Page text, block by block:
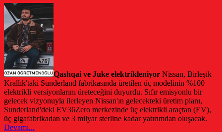
Qashqai ve Juke elektrikleniyor Nissan, Birleşik
Krallık'taki Sunderland fabrikasında üretilen üç modelinin %100
elektrikli versiyonlarını üreteceğini duyurdu. Sıfır emisyonlu bir
gelecek vizyonuyla ilerleyen Nissan'ın gelecekteki üretim planı,
Sunderland'deki EV36Zero merkezinde üç elektrikli araçtan (EV),
üç gigafabrikadan ve 3 milyar sterline kadar yatırımdan oluşacak.
Devamı...